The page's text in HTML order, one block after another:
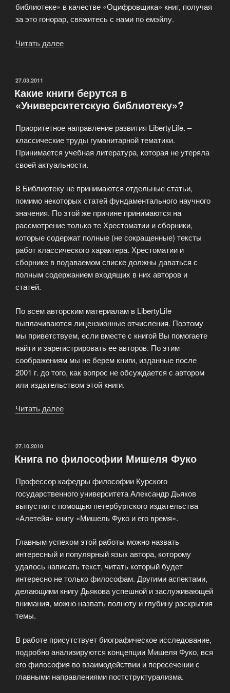
библиотеке» в качестве «Оцифровщика» книг, получая
за это гонорар, свяжитесь с нами по емэйлу.
Читать далее
сайте!»
ОПУБЛИКОВАНО
27.03.2011
Какие книги берутся в
«Университетскую библиотеку»?
Приоритетное направление развития LibertyLife. –
классические труды гуманитарной тематики.
Принимается учебная литература, которая не утеряла
своей актуальности.
В Библиотеку не принимаются отдельные статьи,
помимо некоторых статей фундаментального научного
значения. По этой же причине принимаются на
рассмотрение только те Хрестоматии и сборники,
которые содержат полные (не сокращенные) тексты
работ классического характера. Хрестоматии и
сборнике в подаваемом списке должны даваться с
полным содержанием входящих в них авторов и
статей.
По всем авторским материалам в LibertyLife
выплачиваются лицензионные отчисления. Поэтому
мы приветствуем, если вместе с книгой Вы помогаете
найти и зарегистрировать ее авторов. По этим
соображениям мы не берем книги, изданные после
2001 г. до того, как вопрос не обсуждается с автором
или издательством этой книги.
Читать далее
«Университетскую
ОПУБЛИКОВАНО
27.10.2010
Книга по философии Мишеля Фуко
Профессор кафедры философии Курского
государственного университета Александр Дьяков
выпустил с помощью петербургского издательства
«Алетейя» книгу «Мишель Фуко и его время».
Главным успехом этой работы можно назвать
интересный и популярный язык автора, которому
удалось написать текст, читать который будет
интересно не только философам. Другими аспектами,
делающими книгу Дьякова успешной и заслуживающей
внимания, можно назвать полноту и глубину раскрытия
темы.
В работе присутствует биографическое исследование,
подробно анализируются концепции Мишеля Фуко, вся
его философия во взаимодействии и пересечении с
главными направлениями постструктурализма.